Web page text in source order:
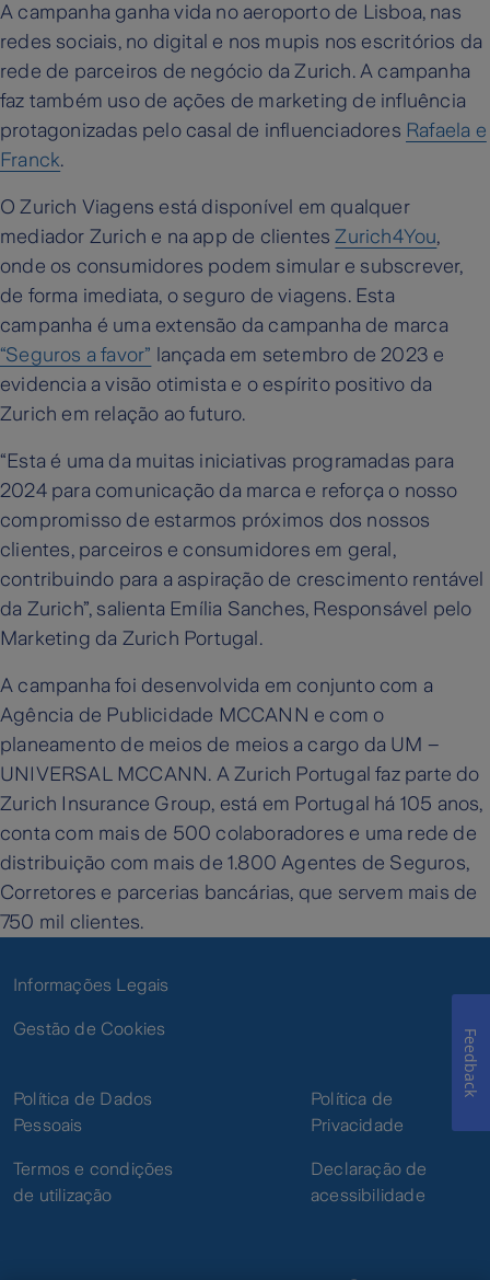
A campanha ganha vida no aeroporto de Lisboa, nas
redes sociais, no digital e nos mupis nos escritórios da
rede de parceiros de negócio da Zurich. A campanha
faz também uso de ações de marketing de influência
protagonizadas pelo casal de influenciadores Rafaela e
Franck.
O Zurich Viagens está disponível em qualquer
mediador Zurich e na app de clientesZurich4You,
onde os consumidores podem simular e subscrever,
de forma imediata, o seguro de viagens. Esta
campanha é uma extensão da campanha de marca
“Seguros a favor” lançada em setembro de 2023 e
evidencia a visão otimista e o espírito positivo da
Zurich em relação ao futuro.
“Esta é uma da muitas iniciativas programadas para
2024 para comunicação da marca e reforça o nosso
compromisso de estarmos próximos dos nossos
clientes, parceiros e consumidores em geral,
contribuindo para a aspiração de crescimento rentável
da Zurich”, salienta Emília Sanches, Responsável pelo
Marketing da Zurich Portugal.
A campanha foi desenvolvida em conjunto com a
Agência de Publicidade MCCANN e com o
planeamento de meios de meios a cargo da UM –
UNIVERSAL MCCANN. A Zurich Portugal faz parte do
Zurich Insurance Group, está em Portugal há 105 anos,
conta com mais de 500 colaboradores e uma rede de
distribuição com mais de 1.800 Agentes de Seguros,
Corretores e parcerias bancárias, que servem mais de
750 mil clientes.
Informações Legais
Gestão de Cookies
Política de Dados
Pessoais
Termos e condições
de utilização
Política de
Privacidade
Declaração de
acessibilidade
Feedback